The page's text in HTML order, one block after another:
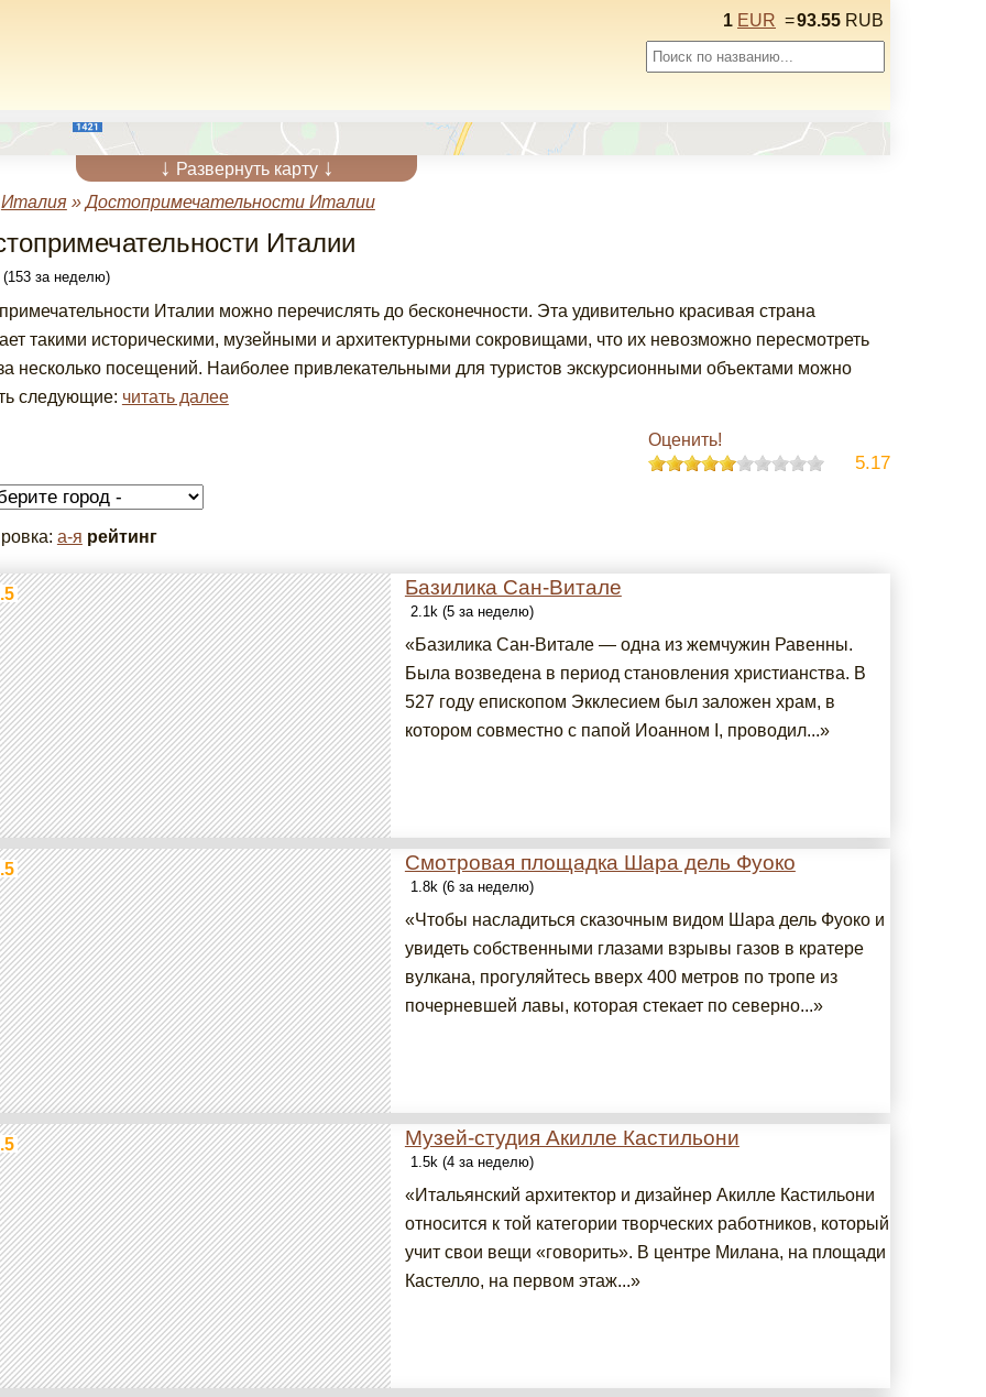
1 EUR =93.55 RUB
↓ Развернуть карту ↓
Италия»Достопримечательности Италии
Италии
за неделю)
Италии можно перечислять до бесконечности. Эта удивительно красивая страна
такими историческими, музейными и архитектурными сокровищами, что их невозможно пересмотреть
несколько посещений. Наиболее привлекательными для туристов экскурсионными объектами можно
следующие: читать далее
Оценить!
5.17
а-я рейтинг
Базилика Сан-Витале
2.1k (5 за неделю)
«Базилика Сан-Витале ― одна из жемчужин Равенны.
Была возведена в период становления христианства. В
527 году епископом Экклесием был заложен храм, в
котором совместно с папой Иоанном I, проводил...»
Смотровая площадка Шара дель Фуоко
1.8k (6 за неделю)
«Чтобы насладиться сказочным видом Шара дель Фуоко и
увидеть собственными глазами взрывы газов в кратере
вулкана, прогуляйтесь вверх 400 метров по тропе из
почерневшей лавы, которая стекает по северно...»
Музей-студия Акилле Кастильони
1.5k (4 за неделю)
«Итальянский архитектор и дизайнер Акилле Кастильони
относится к той категории творческих работников, который
учит свои вещи «говорить». В центре Милана, на площади
Кастелло, на первом этаж...»